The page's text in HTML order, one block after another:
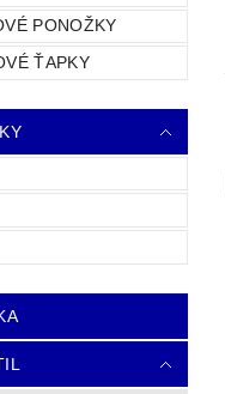
PONOŽKY
ŤAPKY